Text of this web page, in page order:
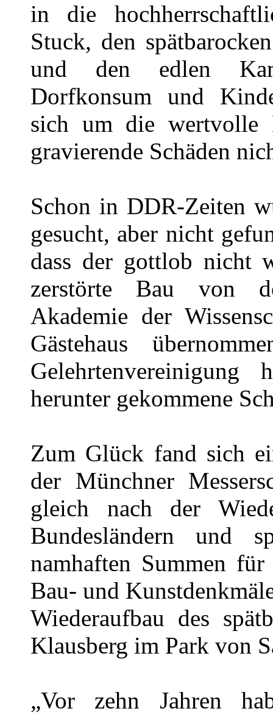
in die
Stuck, den
und den edlen
Dorfkonsum und
sich um die wertvolle
gravierende Schäden
Schon in DDR-Zeiten
gesucht, aber nicht
dass der gottlob nicht
zerstörte Bau von
Akademie der
Gästehaus
herunter gekommene
Zum Glück fand sich
der Münchner
gleich nach der
Bundesländern und
namhaften Summen
Bau- und
Wiederaufbau des
Klausberg im Park von
„Vor zehn Jahren